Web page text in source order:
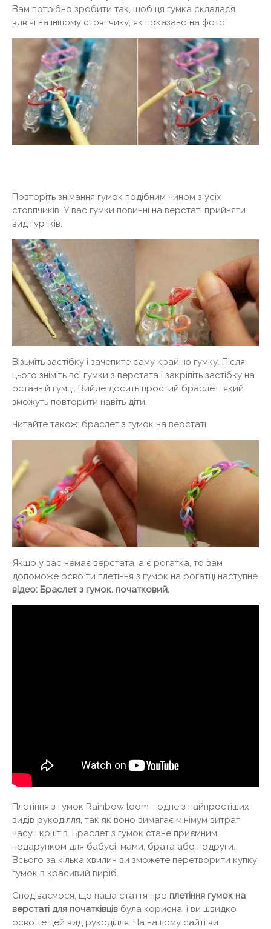
Вам потрібно зробити так, щоб ця гумка склалася
вдвічі на іншому стовпчику, як показано на фото.
Повторіть знімання гумок подібним чином з усіх
стовпчиків. У вас гумки повинні на верстаті прийняти
вид гуртків.
Візьміть застібку і зачепите саму крайню гумку. Після
цього зніміть всі гумки з верстата і закріпіть застібку на
останній гумці. Вийде досить простий браслет, який
зможуть повторити навіть діти.
Читайте також: браслет з гумок на верстаті
Якщо у вас немає верстата, а є рогатка, то вам
допоможе освоїти плетіння з гумок на рогатці наступне
відео: Браслет з гумок. початковий.
Плетіння з гумок Rainbow loom - одне з найпростіших
видів рукоділля, так як воно вимагає мінімум витрат
часу і коштів. Браслет з гумок стане приємним
подарунком для бабусі, мами, брата або подруги.
Всього за кілька хвилин ви зможете перетворити купку
гумок в красивий виріб.
Сподіваємося, що наша стаття про плетіння гумок на
верстаті для початківців була корисна, і ви швидко
освоїте цей вид рукоділля. На нашому сайті ви